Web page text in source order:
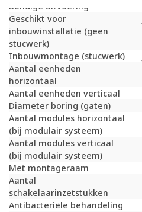
Bondige uitvoering
Geschikt voor
inbouwinstallatie (geen
stucwerk)
Inbouwmontage (stucwerk)
Aantal eenheden
horizontaal
Aantal eenheden verticaal
Diameter boring (gaten)
Aantal modules horizontaal
(bij modulair systeem)
Aantal modules verticaal
(bij modulair systeem)
Met montageraam
Aantal
schakelaarinzetstukken
Antibacteriële behandeling